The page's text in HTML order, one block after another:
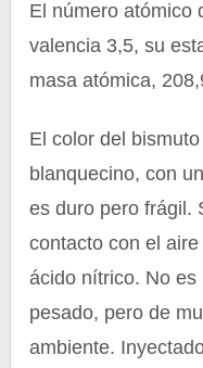
El número atómico
valencia 3,5, su
masa atómica,
El color del
blanquecino, con
es duro pero frágil.
contacto con el
ácido nítrico. No
pesado, pero de
ambiente.